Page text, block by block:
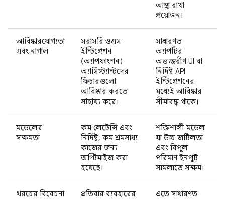
আস্থা রাখা
প্রয়োজন।
আবিষ্কারযোগ্যতা
এবং নাগাল
সরাসরি ওএস
ইন্টিগ্রেশন
(অ্যাপফাংশন)
অ্যাসিস্ট্যান্টদের
ফিচারগুলো
আবিষ্কার করতে
সাহায্য করে।
সাধারণত
অ্যাপটির
অভ্যন্তরীণ UI বা
নির্দিষ্ট API
ইন্টিগ্রেশনের
মধ্যেই আবিষ্কার
সীমাবদ্ধ থাকে।
মডেলের
সক্ষমতা
কম লেটেন্সি এবং
নির্দিষ্ট, কম শ্রমসাধ্য
কাজের জন্য
অপ্টিমাইজ করা
হয়েছে।
শক্তিশালী মডেল
যা উচ্চ জটিলতা
এবং বিপুল
পরিমাণ ইনপুট
সামলাতে সক্ষম।
খরচের বিবেচনা
প্রতিবার ব্যবহারের
এতে সাধারণত